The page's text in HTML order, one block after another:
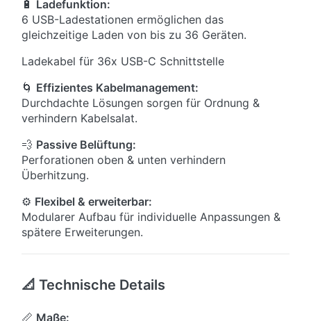
🔋 Ladefunktion:
6 USB-Ladestationen ermöglichen das
gleichzeitige Laden von bis zu 36 Geräten.
Ladekabel für 36x USB-C Schnittstelle
🌀 Effizientes Kabelmanagement:
Durchdachte Lösungen sorgen für Ordnung &
verhindern Kabelsalat.
💨 Passive Belüftung:
Perforationen oben & unten verhindern
Überhitzung.
⚙ Flexibel & erweiterbar:
Modularer Aufbau für individuelle Anpassungen &
spätere Erweiterungen.
📐 Technische Details
📏 Maße: